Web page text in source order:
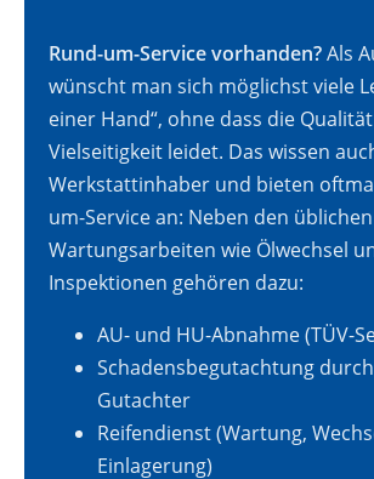
Rund-um-Service vorhanden?Als
wünscht man sich möglichst viele
einer Hand“, ohne dass die
Vielseitigkeit leidet. Das wissen
Werkstattinhaber und bieten
um-Service an: Neben den
Wartungsarbeiten wie Ölwechsel
Inspektionen gehören dazu:
AU- und HU-Abnahme (TÜV-
Schadensbegutachtung
Gutachter
Reifendienst (Wartung,
Einlagerung)